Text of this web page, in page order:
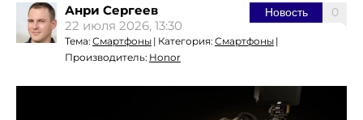
0
Новость
Анри Сергеев
22 июля 2026, 13:30
Тема: Смартфоны | Категория: Смартфоны |
Производитель: Honor